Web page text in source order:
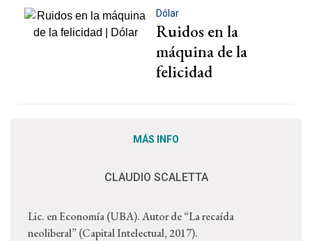
Dólar
Ruidos en la
máquina de la
felicidad
MÁS INFO
CLAUDIO SCALETTA
Lic. en Economía (UBA). Autor de “La recaída
neoliberal” (Capital Intelectual, 2017).